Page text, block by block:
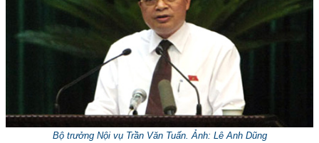
Bộ trưởng Nội vụ Trần Văn Tuấn. Ảnh: Lê Anh Dũng